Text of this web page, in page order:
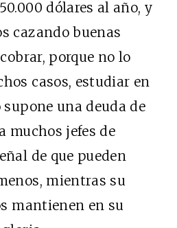
dólares al año, y
cazando buenas
porque no lo
casos, estudiar en
una deuda de
muchos jefes de
de que pueden
mientras su
mantienen en su